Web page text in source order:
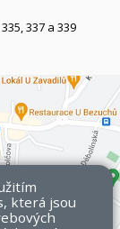
337 a 339
která jsou